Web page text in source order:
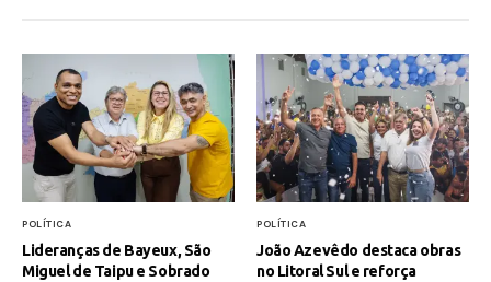
POLÍTICA
Lideranças de Bayeux, São
Miguel de Taipu e Sobrado
POLÍTICA
João Azevêdo destaca obras
no Litoral Sul e reforça